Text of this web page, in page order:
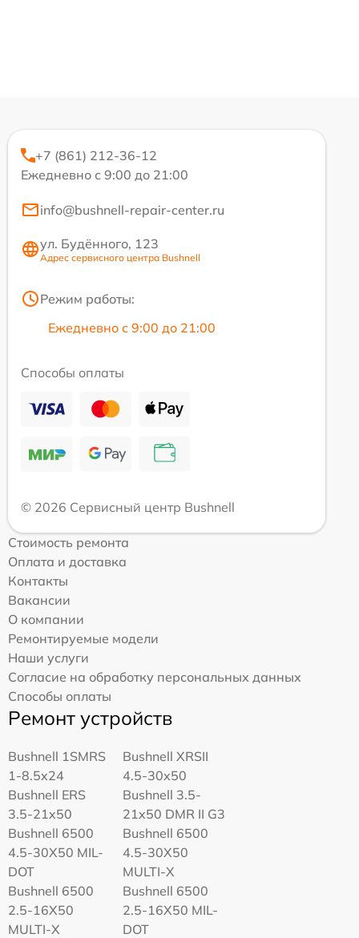
+7 (861) 212-36-12
Ежедневно с 9:00 до 21:00
info@bushnell-repair-center.ru
ул. Будённого, 123
Адрес сервисного центра Bushnell
Режим работы:
Ежедневно с 9:00 до 21:00
Способы оплаты
© 2026 Сервисный центр Bushnell
Стоимость ремонта
Оплата и доставка
Контакты
Вакансии
О компании
Ремонтируемые модели
Наши услуги
Согласие на обработку персональных данных
Способы оплаты
Ремонт устройств
Bushnell 1SMRS
1-8.5x24
Bushnell XRSII
4.5-30x50
Bushnell ERS
3.5-21x50
Bushnell 3.5-
21x50 DMR II G3
Bushnell 6500
4.5-30X50 MIL-
DOT
Bushnell 6500
4.5-30X50
MULTI-X
Bushnell 6500
2.5-16X50
MULTI-X
Bushnell 6500
2.5-16X50 MIL-
DOT